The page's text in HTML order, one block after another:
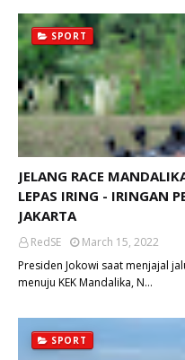
SPORT
JELANG RACE
LEPAS IRING - IRINGAN
JAKARTA
RedSE
March 15, 2022
Presiden Jokowi saat menjajal
menuju KEK Mandalika, N…
SPORT